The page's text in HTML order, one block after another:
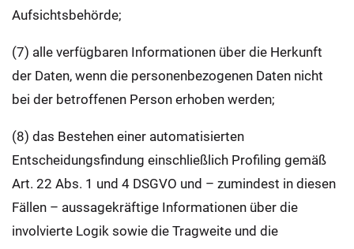
Aufsichtsbehörde;
(7) alle verfügbaren Informationen über die Herkunft
der Daten, wenn die personenbezogenen Daten nicht
bei der betroffenen Person erhoben werden;
(8) das Bestehen einer automatisierten
Entscheidungsfindung einschließlich Profiling gemäß
Art. 22 Abs. 1 und 4 DSGVO und – zumindest in diesen
Fällen – aussagekräftige Informationen über die
involvierte Logik sowie die Tragweite und die